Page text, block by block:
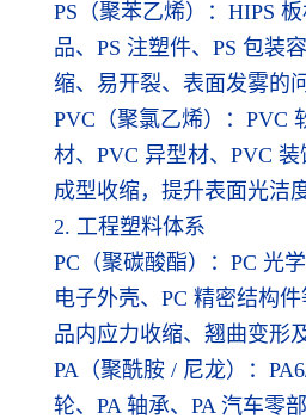
PS（聚苯乙烯）：HIPS 板
品、PS 注塑件、PS 包装
缩、易开裂、表面发雾的
PVC（聚氯乙烯）：PVC
材、PVC 异型材、PVC
成型收缩，提升表面光洁
2. 工程塑料体系
PC（聚碳酸酯）：PC 光
电子外壳、PC 精密结构
品内应力收缩、翘曲变形
PA（聚酰胺 / 尼龙）：
轮、PA 轴承、PA 汽车零